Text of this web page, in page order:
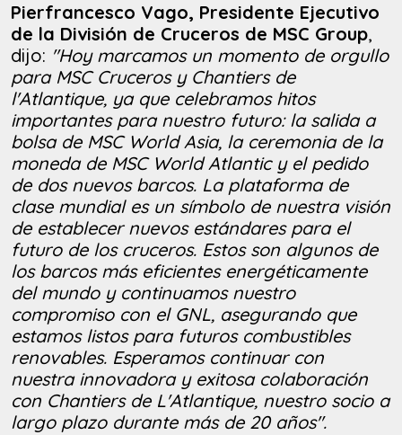
Pierfrancesco Vago, Presidente Ejecutivo
de la División de Cruceros de MSC Group,
dijo: "Hoy marcamos un momento de orgullo
para MSC Cruceros y Chantiers de
l'Atlantique, ya que celebramos hitos
importantes para nuestro futuro: la salida a
bolsa de MSC World Asia, la ceremonia de la
moneda de MSC World Atlantic y el pedido
de dos nuevos barcos. La plataforma de
clase mundial es un símbolo de nuestra visión
de establecer nuevos estándares para el
futuro de los cruceros. Estos son algunos de
los barcos más eficientes energéticamente
del mundo y continuamos nuestro
compromiso con el GNL, asegurando que
estamos listos para futuros combustibles
renovables. Esperamos continuar con
nuestra innovadora y exitosa colaboración
con Chantiers de L'Atlantique, nuestro socio a
largo plazo durante más de 20 años".